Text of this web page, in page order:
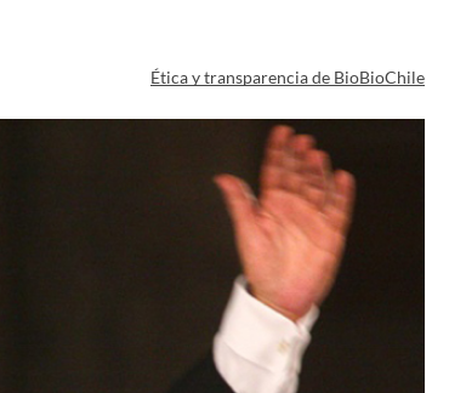
Ética y transparencia de BioBioChile